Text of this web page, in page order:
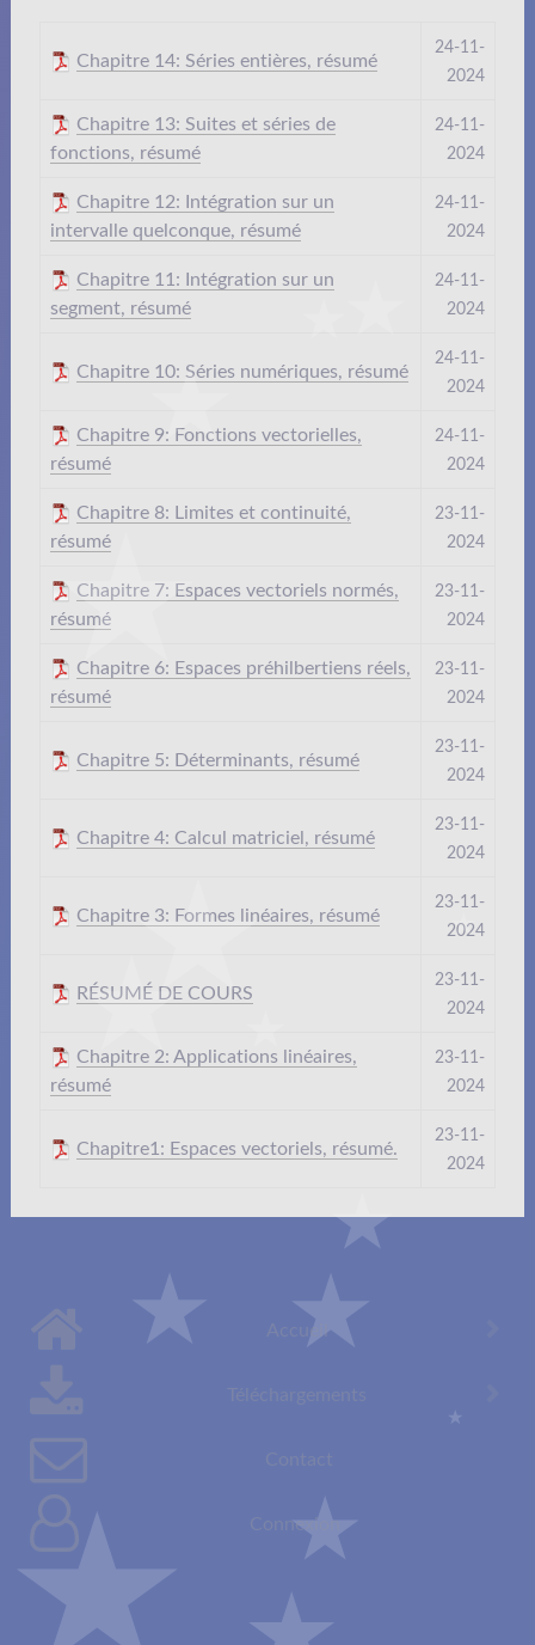
Chapitre 14: Séries entières, résumé
24-11-
2024
Chapitre 13: Suites et séries de
fonctions, résumé
24-11-
2024
Chapitre 12: Intégration sur un
intervalle quelconque, résumé
24-11-
2024
Chapitre 11: Intégration sur un
segment, résumé
24-11-
2024
Chapitre 10: Séries numériques, résumé
24-11-
2024
Chapitre 9: Fonctions vectorielles,
résumé
24-11-
2024
Chapitre 8: Limites et continuité,
résumé
23-11-
2024
Chapitre 7: Espaces vectoriels normés,
résumé
23-11-
2024
Chapitre 6: Espaces préhilbertiens réels,
résumé
23-11-
2024
Chapitre 5: Déterminants, résumé
23-11-
2024
Chapitre 4: Calcul matriciel, résumé
23-11-
2024
Chapitre 3: Formes linéaires, résumé
23-11-
2024
RÉSUMÉ DE COURS
23-11-
2024
Chapitre 2: Applications linéaires,
résumé
23-11-
2024
Chapitre1: Espaces vectoriels, résumé.
23-11-
2024
Accueil
Connexion